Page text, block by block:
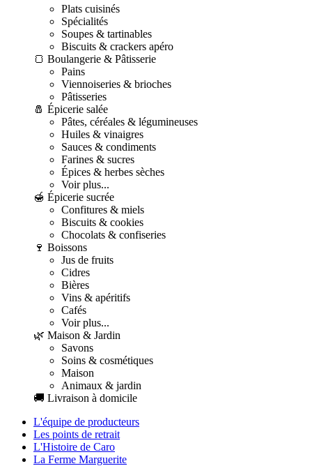
Plats cuisinés
Spécialités
Soupes & tartinables
Biscuits & crackers apéro
🍞 Boulangerie & Pâtisserie
Pains
Viennoiseries & brioches
Pâtisseries
🧂 Épicerie salée
Pâtes, céréales & légumineuses
Huiles & vinaigres
Sauces & condiments
Farines & sucres
Épices & herbes sèches
Voir plus...
🍯 Épicerie sucrée
Confitures & miels
Biscuits & cookies
Chocolats & confiseries
🍷 Boissons
Jus de fruits
Cidres
Bières
Vins & apéritifs
Cafés
Voir plus...
🌿 Maison & Jardin
Savons
Soins & cosmétiques
Maison
Animaux & jardin
🚚 Livraison à domicile
L'équipe de producteurs
Les points de retrait
L'Histoire de Caro
La Ferme Marguerite